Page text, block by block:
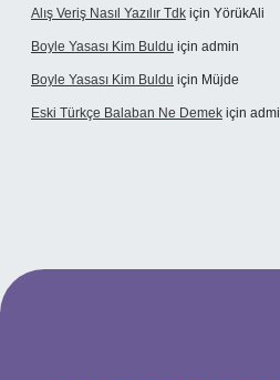
Alış Veriş Nasıl Yazılır Tdk için YörükAli
Boyle Yasası Kim Buldu için admin
Boyle Yasası Kim Buldu için Müjde
Eski Türkçe Balaban Ne Demek için
casino